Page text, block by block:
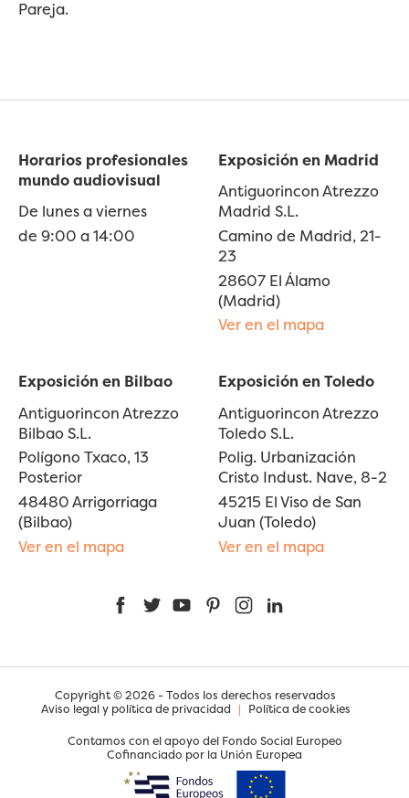
Pareja.
Horarios profesionales
mundo audiovisual
De lunes a viernes
de 9:00 a 14:00
Exposición en Madrid
Antiguorincon Atrezzo
Madrid S.L.
Camino de Madrid, 21-
23
28607 El Álamo
(Madrid)
Ver en el mapa
Exposición en Bilbao
Antiguorincon Atrezzo
Bilbao S.L.
Polígono Txaco, 13
Posterior
48480 Arrigorriaga
(Bilbao)
Ver en el mapa
Exposición en Toledo
Antiguorincon Atrezzo
Toledo S.L.
Polig. Urbanización
Cristo Indust. Nave, 8-2
45215 El Viso de San
Juan (Toledo)
Ver en el mapa
FacebookTwitterYouTubePinterestInstagram
Copyright © 2026 - Todos los derechos reservados
Aviso legal y política de privacidad | Política de cookies
Contamos con el apoyo del Fondo Social Europeo
Cofinanciado por la Unión Europea